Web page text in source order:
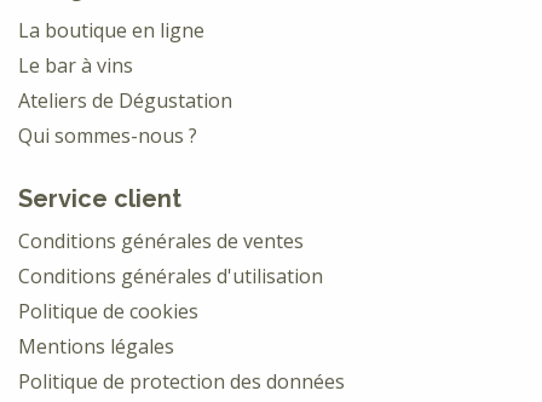
La boutique en ligne
Le bar à vins
Ateliers de Dégustation
Qui sommes-nous ?
Service client
Conditions générales de ventes
Conditions générales d'utilisation
Politique de cookies
Mentions légales
Politique de protection des données